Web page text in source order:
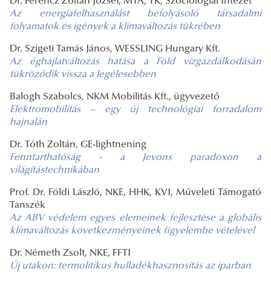
Az energiafelhasználást befolyásoló társadalmi
folyamatok és igények a klímaváltozás tükrében
Dr. Szigeti Tamás János, WESSLING Hungary Kft.
Az éghajlatváltozás hatása a Föld vízgazdálkodásán
tükröződik vissza a legélesebben
Balogh Szabolcs, NKM Mobilitás Kft., ügyvezető
Elektromobilitás – egy új technológiai forradalom
hajnalán
Dr. Tóth Zoltán, GE-lightnening
Fenntarthatóság - a Jevons paradoxon a
világítástechnikában
Prof. Dr. Földi László, NKE, HHK, KVI, Műveleti Támogató
Tanszék
Az ABV védelem egyes elemeinek fejlesztése a globális
klímaváltozás következményeinek figyelembe vételével
Dr. Németh Zsolt, NKE, FFTI
Új utakon: termolitikus hulladékhasznosítás az iparban